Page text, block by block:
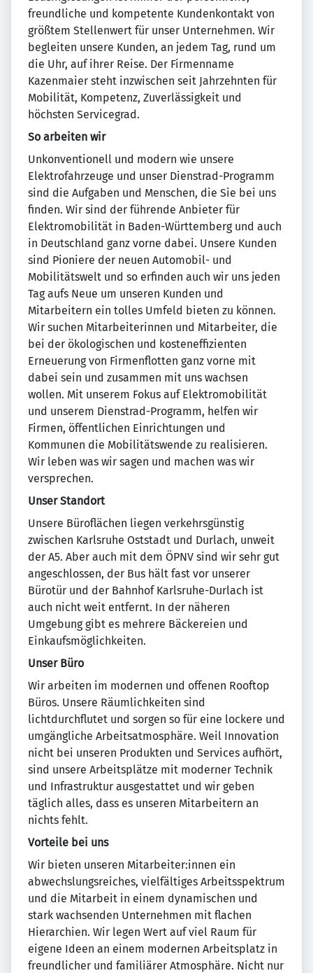
freundliche und kompetente Kundenkontakt von
größtem Stellenwert für unser Unternehmen. Wir
begleiten unsere Kunden, an jedem Tag, rund um
die Uhr, auf ihrer Reise. Der Firmenname
Kazenmaier steht inzwischen seit Jahrzehnten für
Mobilität, Kompetenz, Zuverlässigkeit und
höchsten Servicegrad.
So arbeiten wir
Unkonventionell und modern wie unsere
Elektrofahrzeuge und unser Dienstrad-Programm
sind die Aufgaben und Menschen, die Sie bei uns
finden. Wir sind der führende Anbieter für
Elektromobilität in Baden-Württemberg und auch
in Deutschland ganz vorne dabei. Unsere Kunden
sind Pioniere der neuen Automobil- und
Mobilitätswelt und so erfinden auch wir uns jeden
Tag aufs Neue um unseren Kunden und
Mitarbeitern ein tolles Umfeld bieten zu können.
Wir suchen Mitarbeiterinnen und Mitarbeiter, die
bei der ökologischen und kosteneffizienten
Erneuerung von Firmenflotten ganz vorne mit
dabei sein und zusammen mit uns wachsen
wollen. Mit unserem Fokus auf Elektromobilität
und unserem Dienstrad-Programm, helfen wir
Firmen, öffentlichen Einrichtungen und
Kommunen die Mobilitätswende zu realisieren.
Wir leben was wir sagen und machen was wir
versprechen.
Unser Standort
Unsere Büroflächen liegen verkehrsgünstig
zwischen Karlsruhe Oststadt und Durlach, unweit
der A5. Aber auch mit dem ÖPNV sind wir sehr gut
angeschlossen, der Bus hält fast vor unserer
Bürotür und der Bahnhof Karlsruhe-Durlach ist
auch nicht weit entfernt. In der näheren
Umgebung gibt es mehrere Bäckereien und
Einkaufsmöglichkeiten.
Unser Büro
Wir arbeiten im modernen und offenen Rooftop
Büros. Unsere Räumlichkeiten sind
lichtdurchflutet und sorgen so für eine lockere und
umgängliche Arbeitsatmosphäre. Weil Innovation
nicht bei unseren Produkten und Services aufhört,
sind unsere Arbeitsplätze mit moderner Technik
und Infrastruktur ausgestattet und wir geben
täglich alles, dass es unseren Mitarbeitern an
nichts fehlt.
Vorteile bei uns
Wir bieten unseren Mitarbeiter:innen ein
abwechslungsreiches, vielfältiges Arbeitsspektrum
und die Mitarbeit in einem dynamischen und
stark wachsenden Unternehmen mit flachen
Hierarchien. Wir legen Wert auf viel Raum für
eigene Ideen an einem modernen Arbeitsplatz in
freundlicher und familiärer Atmosphäre. Nicht nur